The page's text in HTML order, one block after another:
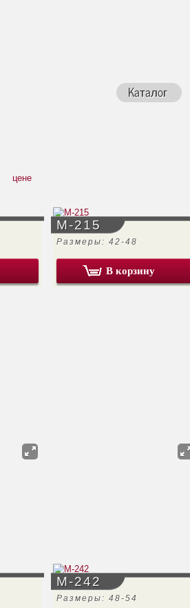
Каталог
цене
М-215
Размеры: 42-48
В корзину
М-242
Размеры: 48-54